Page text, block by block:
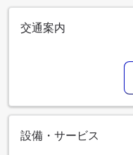
交通案内
設備・サービス